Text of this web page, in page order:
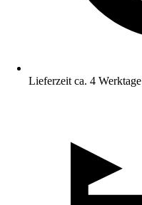
Lieferzeit ca. 4 Werktage